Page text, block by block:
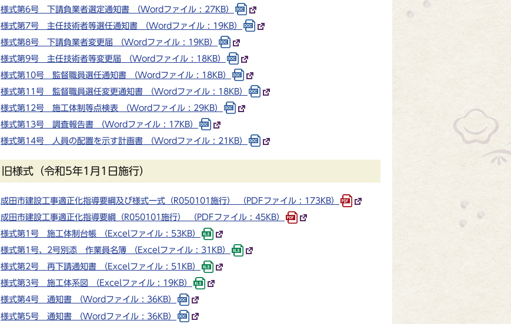
様式第6号 下請負業者選定通知書 （Wordファイル : 27KB）
様式第7号 主任技術者等選任通知書 （Wordファイル : 19KB）
様式第8号 下請負業者変更届 （Wordファイル : 19KB）
様式第9号 主任技術者等変更届 （Wordファイル : 18KB）
様式第10号 監督職員選任通知書 （Wordファイル : 18KB）
様式第11号 監督職員選任変更通知書 （Wordファイル : 18KB）
様式第12号 施工体制等点検表 （Wordファイル : 29KB）
様式第13号 調査報告書 （Wordファイル : 17KB）
様式第14号 人員の配置を示す計画書 （Wordファイル : 21KB）
旧様式（令和5年1月1日施行）
成田市建設工事適正化指導要綱及び様式一式（R050101施行） （PDFファイル : 173KB）
成田市建設工事適正化指導要綱（R050101施行） （PDFファイル : 45KB）
様式第1号 施工体制台帳 （Excelファイル : 53KB）
様式第1号、2号別添 作業員名簿 （Excelファイル : 31KB）
様式第2号 再下請通知書 （Excelファイル : 51KB）
様式第3号 施工体系図 （Excelファイル : 19KB）
様式第4号 通知書 （Wordファイル : 36KB）
様式第5号 通知書 （Wordファイル : 36KB）